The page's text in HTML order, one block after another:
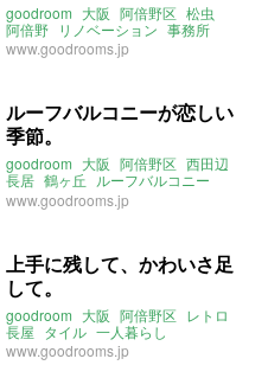
goodroom 大阪 阿倍野区 松虫
阿倍野 リノベーション 事務所
ライター：葱山紫蘇子
www.goodrooms.jp
ルーフバルコニーが恋しい
季節。
goodroom 大阪 阿倍野区 西田辺
長居 鶴ヶ丘
ルーフバルコニー
ルーバル バルコニー
www.goodrooms.jp
上手に残して、かわいさ足
して。
goodroom 大阪 阿倍野区 レトロ
長屋 タイル 一人暮らし
www.goodrooms.jp